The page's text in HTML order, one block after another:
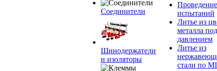
Соединители
Шинодержатели
и изоляторы
Проведение
испытаний
Литье из
металла под
давлением
Литье из
стали по